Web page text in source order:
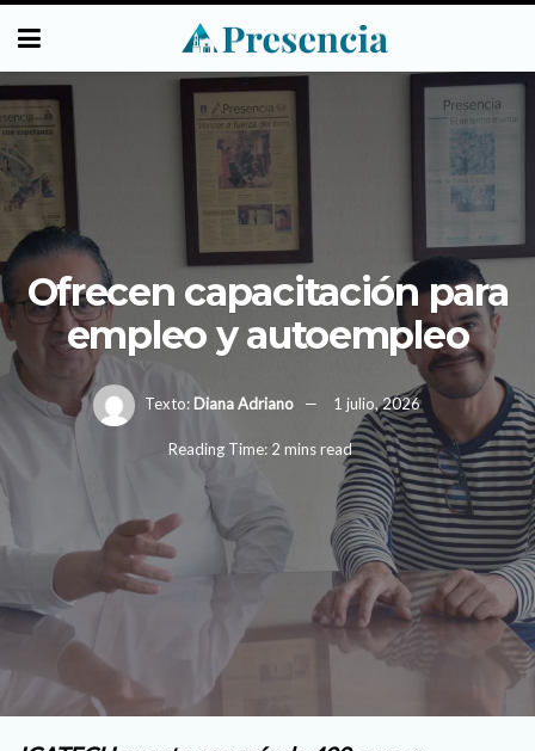
Ofrecen capacitación para
empleo y autoempleo
Texto: Diana Adriano 1 julio, 2026
Reading Time: 2 mins read